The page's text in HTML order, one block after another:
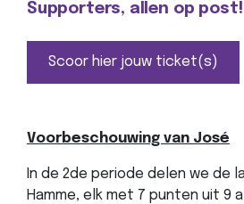
Supporters, allen op post!
Scoor hier jouw ticket(s)
Voorbeschouwing van José
In de 2de periode delen we de
Hamme, elk met 7 punten uit 9